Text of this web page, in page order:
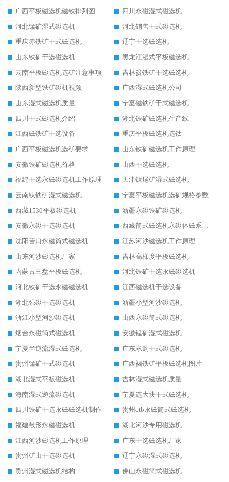
广西平板磁选机磁铁排列图
四川永磁湿式磁选机
河北锰矿湿式磁选机
河北销售干式磁选机
重庆赤铁矿干式磁选机
辽宁干选磁选机
山东铁矿干选磁选机
黑龙江湿式平板磁选机
云南平板磁选机选矿注意事项
吉林贫铁矿干选磁选机
陕西新型铁矿磁机视频
广西湿式磁选机公司
山东湿式磁选机质量
宁夏磁铁矿干式磁选机
四川干式磁选机介绍
湖北铁矿磁选机生产线
江西磁铁矿干选设备
重庆平板磁选机选钛
广西平板磁选机选矿要求
山东铁矿磁选机工作原理
安徽铁矿磁选机价格
山西干选磁选机
福建干选永磁磁选机工作原理
天津钛尾矿湿式磁选机
云南钛铁矿湿式磁选机
宁夏平板磁选机选矿规格参数
西藏1530平板磁选机
新疆永磁铁矿磁选机
安徽永磁干选磁选机
沈阳营口永磁筒式磁选机
江苏河沙磁选机工作原理
山东河沙磁选机厂家
吉林高梯度平板磁选机
内蒙古三盘平板磁选机
河北铁矿干选永磁磁选机
河北铁矿干选永磁磁选机
江西磁选机干选设备
湖北强磁干选磁选机
新疆小型河沙磁选机
浙江小型河沙磁选机
山西永磁筒式磁选机
烟台永磁筒式磁选机
安徽锰矿湿式磁选机
宁夏半逆流湿式磁选机
广东求购干式磁选机
贵州锰矿干式磁选机
广西褐铁矿平板磁选机图片
湖北湿式平板磁选机
吉林湿式磁选机质量
海南湿式逆流磁选机
宁夏选大块干式磁选机
四川铁矿干选永磁磁选机制作
贵州ctb永磁筒式磁选机
福建鼓形永磁磁选机
湖北河沙专用磁选机
江西河沙磁选机工作原理
广东干选磁选机厂家
贵州矿山干选磁选机
辽宁永磁湿式磁选机
贵州湿式磁选机结构
佛山永磁筒式磁选机